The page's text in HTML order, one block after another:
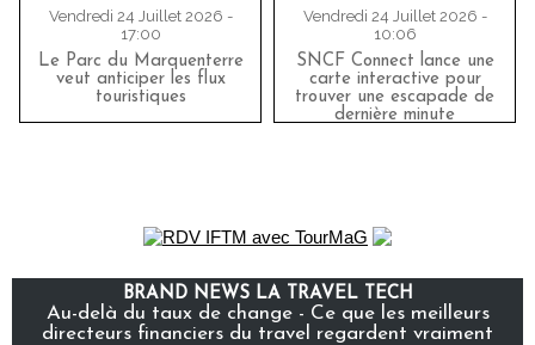
Vendredi 24 Juillet 2026 -
17:00
Le Parc du Marquenterre
veut anticiper les flux
touristiques
Vendredi 24 Juillet 2026 -
10:06
SNCF Connect lance une
carte interactive pour
trouver une escapade de
dernière minute
BRAND NEWS LA TRAVEL TECH
Au-delà du taux de change - Ce que les meilleurs
directeurs financiers du travel regardent vraiment